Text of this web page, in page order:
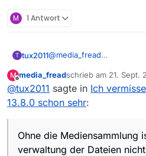
M 1 Antwort
T tux2011@media_fread
Ich habe zur Zeit ca.
Ohne die
verwaltung der Dateien
M
Offline
media_freadschrieb am 21. Sept.
zuletzt editiert von
@tux2011 sagte in Ich
13.8.0 schon sehr:
Ohne die Mediensammlung
verwaltung der Dateien